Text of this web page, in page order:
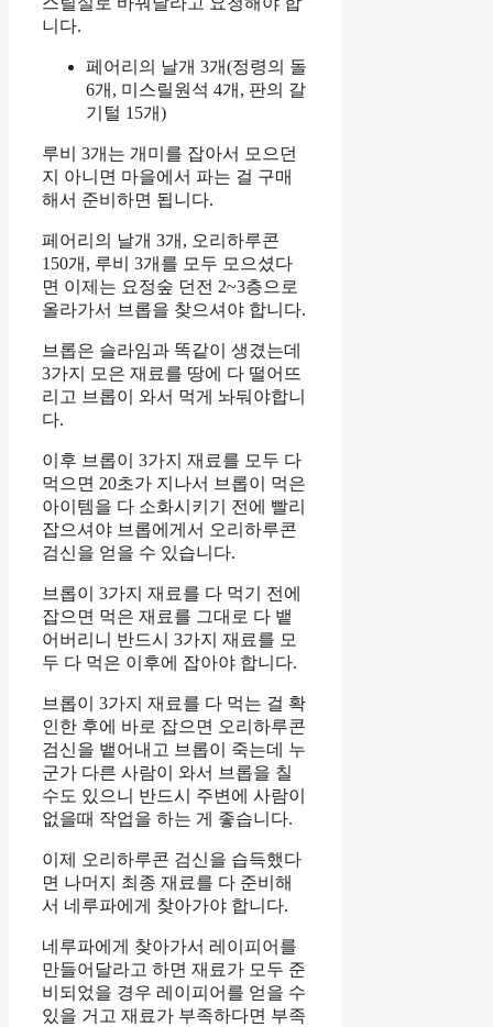
니다.
페어리의 날개 3개(정령의 돌
6개, 미스릴원석 4개, 판의 갈
기털 15개)
루비 3개는 개미를 잡아서 모으던
지 아니면 마을에서 파는 걸 구매
해서 준비하면 됩니다.
페어리의 날개 3개, 오리하루콘
150개, 루비 3개를 모두 모으셨다
면 이제는 요정숲 던전 2~3층으로
올라가서 브롭을 찾으셔야 합니다.
브롭은 슬라임과 똑같이 생겼는데
3가지 모은 재료를 땅에 다 떨어뜨
리고 브롭이 와서 먹게 놔둬야합니
다.
이후 브롭이 3가지 재료를 모두 다
먹으면 20초가 지나서 브롭이 먹은
아이템을 다 소화시키기 전에 빨리
잡으셔야 브롭에게서 오리하루콘
검신을 얻을 수 있습니다.
브롭이 3가지 재료를 다 먹기 전에
잡으면 먹은 재료를 그대로 다 뱉
어버리니 반드시 3가지 재료를 모
두 다 먹은 이후에 잡아야 합니다.
브롭이 3가지 재료를 다 먹는 걸 확
인한 후에 바로 잡으면 오리하루콘
검신을 뱉어내고 브롭이 죽는데 누
군가 다른 사람이 와서 브롭을 칠
수도 있으니 반드시 주변에 사람이
없을때 작업을 하는 게 좋습니다.
이제 오리하루콘 검신을 습득했다
면 나머지 최종 재료를 다 준비해
서 네루파에게 찾아가야 합니다.
네루파에게 찾아가서 레이피어를
만들어달라고 하면 재료가 모두 준
비되었을 경우 레이피어를 얻을 수
있을 거고 재료가 부족하다면 부족